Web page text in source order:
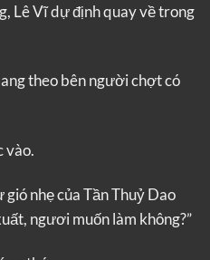
Lê Vĩ dự định quay về trong
theo bên người chợt có
vào.
nhẹ của Tần Thuỷ Dao
ngươi muốn làm không?”